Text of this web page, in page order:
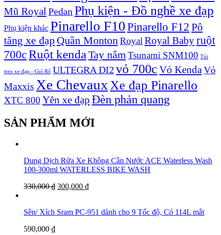
Mũ Royal Pedan Phụ kiện - Đồ nghề xe đạp
Phụ kiện khác Pinarello F10Pinarello F12 Pô
tăng xe đạp Quần Monton Royal Royal Babyruột
700cRuột kenda Tay nắm Tsunami SNM100 Túi
treo xe đạp - Giỏ Rổ ULTEGRA DI2 vỏ 700c Vỏ Kenda Vỏ
Maxxis Xe Chevaux Xe đạp Pinarello
XTC 800 Yên xe đạp Đèn phản quang
SẢN PHẨM MỚI
Dung Dịch Rửa Xe Không Cần Nước ACE Waterless Wash
100-300ml WATERLESS BIKE WASH
330,000₫ 300,000 ₫
Sên/ Xích Sram PC-951 dành cho 9 Tốc độ, Có 114L mắt
590,000 ₫